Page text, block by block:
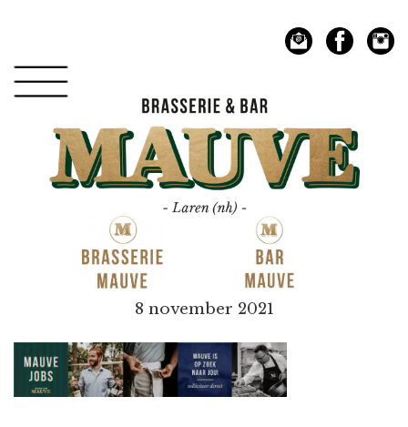
hoofdnavigatie
hoofd
inhoud
Mauve
8 november 2021